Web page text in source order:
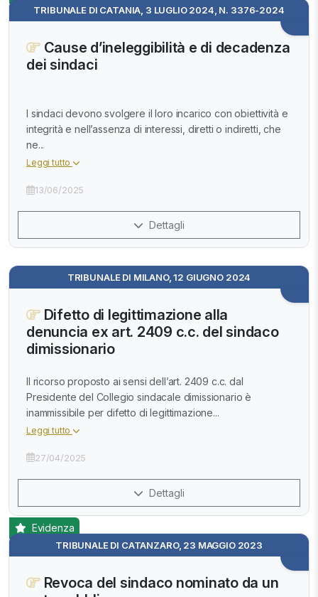
TRIBUNALE DI CATANIA, 3 LUGLIO 2024, N. 3376-2024
Cause d’ineleggibilità e di decadenza
dei sindaci
I sindaci devono svolgere il loro incarico con obiettività e
integrità e nell’assenza di interessi, diretti o indiretti, che
ne...
Leggi tutto
13/06/2025
Dettagli
TRIBUNALE DI MILANO, 12 GIUGNO 2024
Difetto di legittimazione alla
denuncia ex art. 2409 c.c. del sindaco
dimissionario
Il ricorso proposto ai sensi dell’art. 2409 c.c. dal
Presidente del Collegio sindacale dimissionario è
inammissibile per difetto di legittimazione...
Leggi tutto
27/04/2025
Dettagli
TRIBUNALE DI CATANZARO, 23 MAGGIO 2023
Evidenza
Revoca del sindaco nominato da un